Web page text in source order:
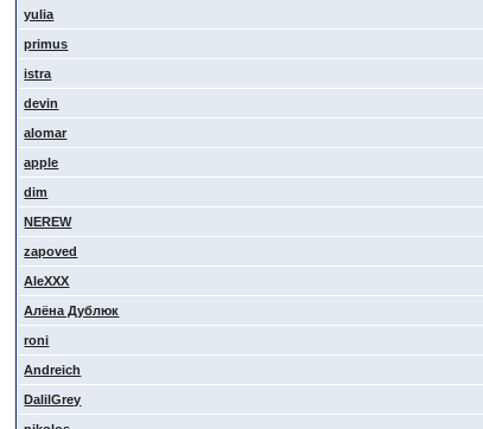
yulia
primus
istra
devin
alomar
apple
dim
NEREW
zapoved
AleXXX
Алёна Дублюк
roni
Andreich
DalilGrey